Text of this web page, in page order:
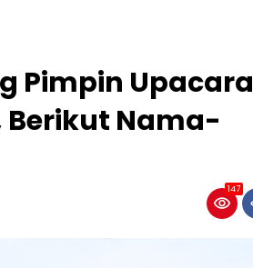
Pimpin Upacara
Berikut Nama-
147